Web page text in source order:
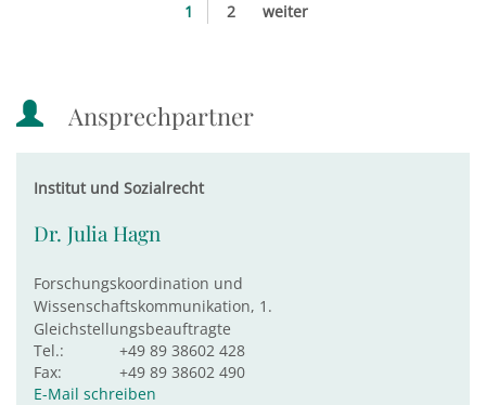
1 2 weiter
Ansprechpartner
Institut und Sozialrecht
Dr. Julia Hagn
Forschungskoordination und
Wissenschaftskommunikation, 1.
Gleichstellungsbeauftragte
Tel.:
+49 89 38602 428
Fax:
+49 89 38602 490
E-Mail schreiben